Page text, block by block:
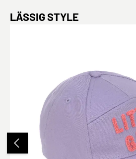
Produktgalerie überspringen
LÄSSIG STYLE